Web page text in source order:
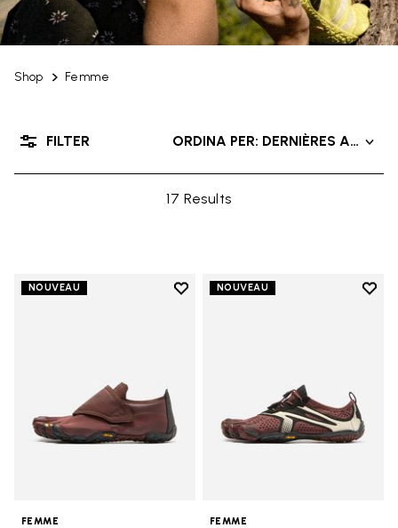
Shop Femme
17 Results
ORDINA PER: DERNIÈRES
FILTER
NOUVEAU
Add to wishlist
FEMME
NOUVEAU
Add
FEMME